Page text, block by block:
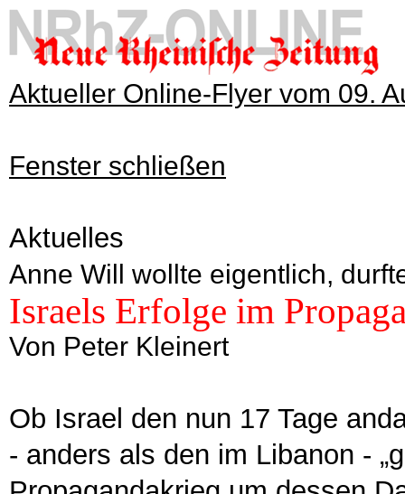
Aktueller Online-Flyer vom 09.
Fenster schließen
Aktuelles
Anne Will wollte eigentlich,
Israels Erfolge im
Von Peter Kleinert
Ob Israel den nun 17 Tage
- anders als den im Libanon -